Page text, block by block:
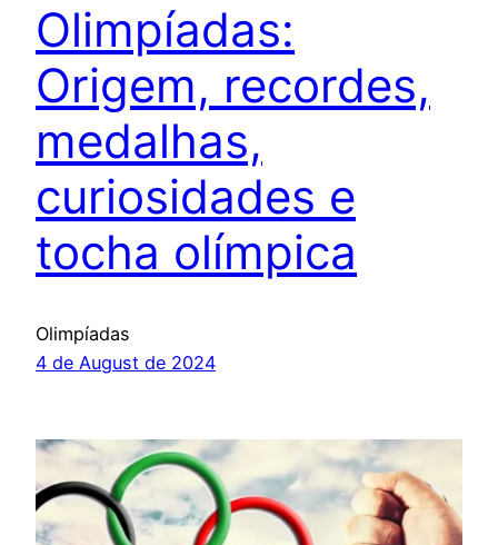
Olimpíadas:
Origem, recordes,
medalhas,
curiosidades e
tocha olímpica
Olimpíadas
4 de August de 2024